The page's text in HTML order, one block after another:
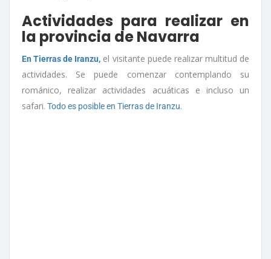
Actividades para realizar en
la provincia de Navarra
En Tierras de Iranzu, el visitante puede realizar multitud de
actividades. Se puede comenzar contemplando su
románico, realizar actividades acuáticas e incluso un
safari. Todo es posible en Tierras de Iranzu.